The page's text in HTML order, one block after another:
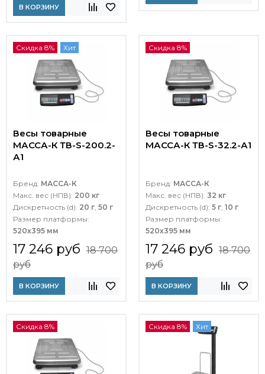
В КОРЗИНУ
Скидка 8% Хит
Весы товарные
МАССА-К ТВ-S-200.2-
А1
Бренд: МАССА-К
Макс. вес (НПВ): 200 кг
Дискретность (d): 20 г, 50 г
Размер платформы:
520х395 мм
17 246 руб 18 700
руб
В КОРЗИНУ
Скидка 8%
Весы товарные
МАССА-К ТВ-S-32.2-А1
Бренд: МАССА-К
Макс. вес (НПВ): 32 кг
Дискретность (d): 5 г, 10 г
Размер платформы:
520х395 мм
17 246 руб 18 700
руб
В КОРЗИНУ
Скидка 8% Скидка 8% Хит